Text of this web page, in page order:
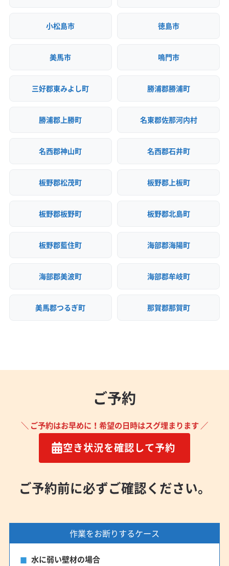
小松島市 徳島市
美馬市 鳴門市
三好郡東みよし町 勝浦郡勝浦町
勝浦郡上勝町 名東郡佐那河内村
名西郡神山町 名西郡石井町
板野郡松茂町 板野郡上板町
板野郡板野町 板野郡北島町
板野郡藍住町 海部郡海陽町
海部郡美波町 海部郡牟岐町
美馬郡つるぎ町 那賀郡那賀町
ご予約
＼ ご予約はお早めに！希望の日時はスグ埋まります ／
空き状況を確認して予約
ご予約前に必ずご確認ください。
作業をお断りするケース
水に弱い壁材の場合